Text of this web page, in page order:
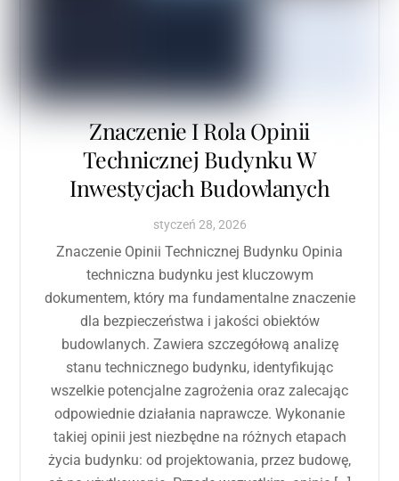
Znaczenie I Rola Opinii
Technicznej Budynku W
Inwestycjach Budowlanych
styczeń 28, 2026
Znaczenie Opinii Technicznej Budynku Opinia
techniczna budynku jest kluczowym
dokumentem, który ma fundamentalne znaczenie
dla bezpieczeństwa i jakości obiektów
budowlanych. Zawiera szczegółową analizę
stanu technicznego budynku, identyfikując
wszelkie potencjalne zagrożenia oraz zalecając
odpowiednie działania naprawcze. Wykonanie
takiej opinii jest niezbędne na różnych etapach
życia budynku: od projektowania, przez budowę,